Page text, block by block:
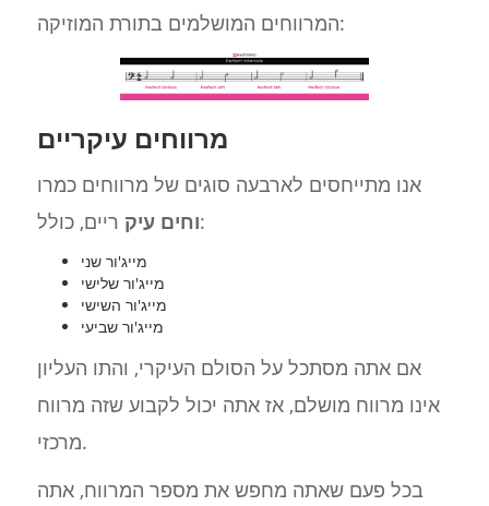
המרווחים המושלמים בתורת המוזיקה:
מרווחים עיקריים
אנו מתייחסים לארבעה סוגים של מרווחים כמרו
וחים עיקריים, כולל:
מייג'ור שני
מייג'ור שלישי
מייג'ור השישי
מייג'ור שביעי
אם אתה מסתכל על הסולם העיקרי, והתו העליון
אינו מרווח מושלם, אז אתה יכול לקבוע שזה מרווח
מרכזי.
בכל פעם שאתה מחפש את מספר המרווח, אתה